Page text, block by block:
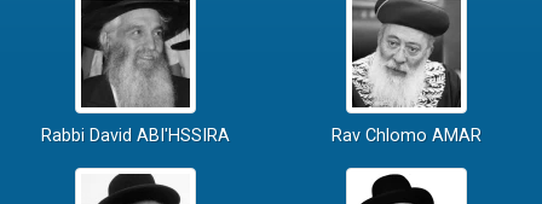
Rabbi David ABI'HSSIRA Rav Chlomo AMAR